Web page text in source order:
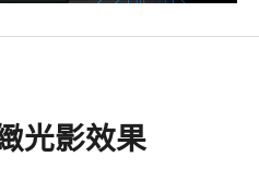
光影效果